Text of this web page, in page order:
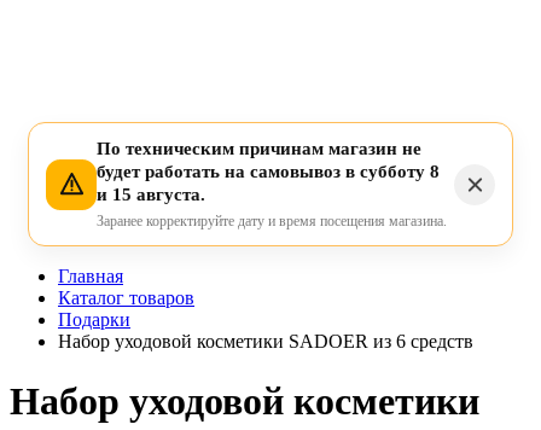
По техническим причинам магазин не
будет работать на самовывоз в субботу 8
и 15 августа.
Заранее корректируйте дату и время посещения магазина.
Главная
Каталог товаров
Подарки
Набор уходовой косметики SADOER из 6 средств
Набор уходовой косметики